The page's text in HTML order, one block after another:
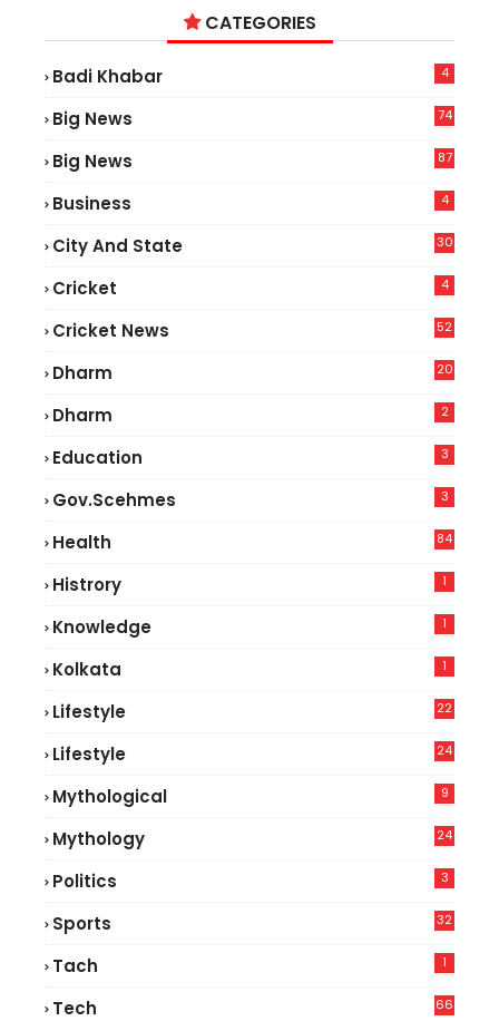
CATEGORIES
Badi Khabar 4
Big News
74
Big News
87
Business 4
City And State 30
Cricket 4
Cricket News
52
Dharm 20
Dharm 2
Education 3
Gov.scehmes 3
Health
84
Histrory 1
Knowledge 1
Kolkata 1
Lifestyle
22
Lifestyle
24
Mythological 9
Mythology 24
Politics 3
Sports 32
Tach 1
Tech
66